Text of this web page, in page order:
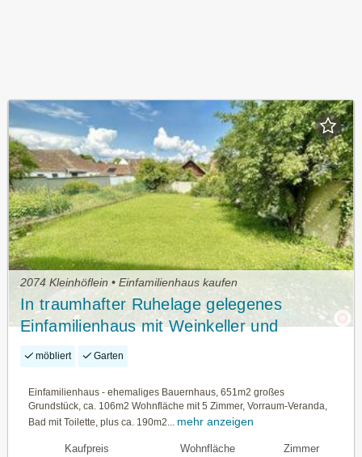
2074 Kleinhöflein • Einfamilienhaus kaufen
In traumhafter Ruhelage gelegenes
Einfamilienhaus mit Weinkeller und
Schuppen zu verkaufen!
möbliert Garten
Einfamilienhaus - ehemaliges Bauernhaus, 651m2 großes
Grundstück, ca. 106m2 Wohnfläche mit 5 Zimmer, Vorraum-Veranda,
Bad mit Toilette, plus ca. 190m2... mehr anzeigen
Kaufpreis Wohnfläche Zimmer